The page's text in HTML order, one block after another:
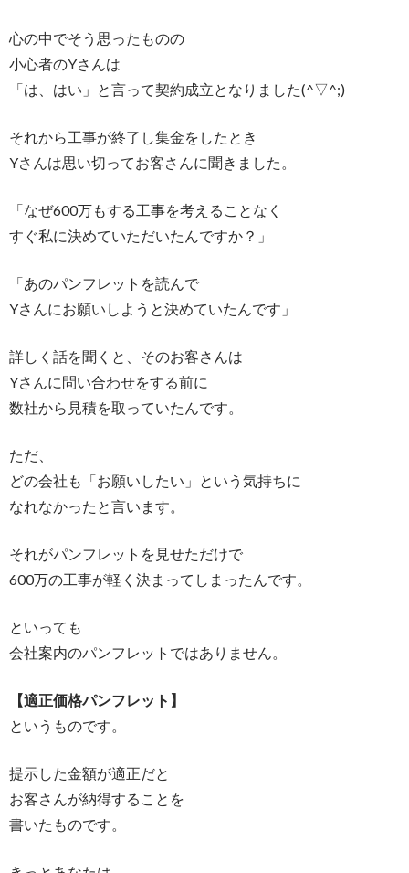
心の中でそう思ったものの
小心者のYさんは
「は、はい」と言って契約成立となりました(^▽^;)
それから工事が終了し集金をしたとき
Yさんは思い切ってお客さんに聞きました。
「なぜ600万もする工事を考えることなく
すぐ私に決めていただいたんですか？」
「あのパンフレットを読んで
Yさんにお願いしようと決めていたんです」
詳しく話を聞くと、そのお客さんは
Yさんに問い合わせをする前に
数社から見積を取っていたんです。
ただ、
どの会社も「お願いしたい」という気持ちに
なれなかったと言います。
それがパンフレットを見せただけで
600万の工事が軽く決まってしまったんです。
といっても
会社案内のパンフレットではありません。
【適正価格パンフレット】
というものです。
提示した金額が適正だと
お客さんが納得することを
書いたものです。